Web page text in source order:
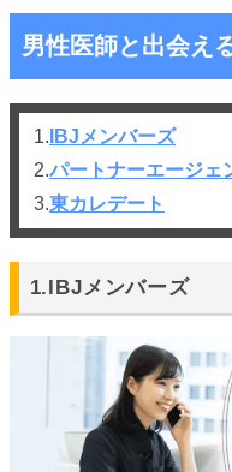
男性医師と出会え
1. IBJメンバーズ
2.パートナーエージェ
3.東カレデート
1.IBJメンバーズ